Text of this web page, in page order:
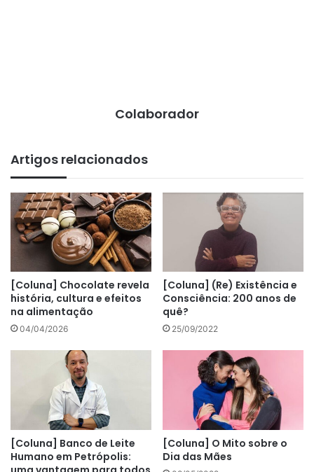
Colaborador
Artigos relacionados
[Coluna] Chocolate revela
história, cultura e efeitos
na alimentação
04/04/2026
[Coluna] (Re) Existência e
Consciência: 200 anos de
quê?
25/09/2022
[Coluna] Banco de Leite
Humano em Petrópolis:
[Coluna] O Mito sobre o
Dia das Mães